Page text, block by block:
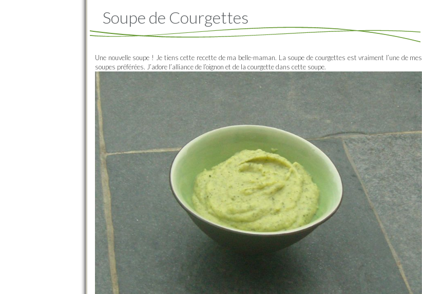
Soupe de Courgettes
Une nouvelle soupe ! Je tiens cette recette de ma belle-maman. La soupe de courgettes est vraiment l’une de mes
soupes préférées. J’adore l’alliance de l’oignon et de la courgette dans cette soupe.